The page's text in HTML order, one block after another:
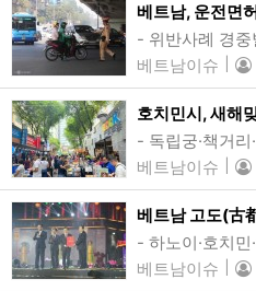
베트남이슈
베트남이슈
베트남이슈